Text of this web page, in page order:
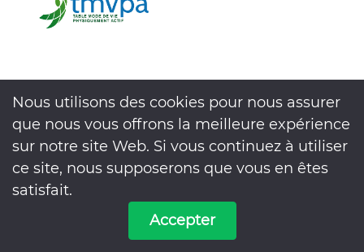
Visiter le site de la TMVPA
Nous utilisons des cookies pour nous assurer
que nous vous offrons la meilleure expérience
sur notre site Web. Si vous continuez à utiliser
ce site, nous supposerons que vous en êtes
satisfait.
Accepter